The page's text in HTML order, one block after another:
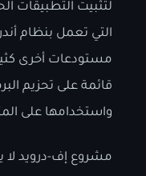
لتثبيت التطبيقات
التي تعمل بنظام
مستودعات أخرى
قائمة على تحزيم
واستخدامها على
مشروع إف-درويد